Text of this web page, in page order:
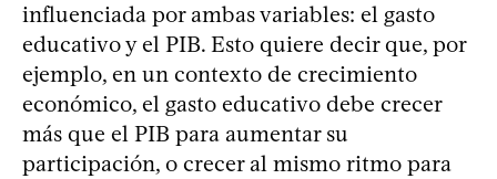
influenciada por ambas variables: el gasto
educativo y el PIB. Esto quiere decir que, por
ejemplo, en un contexto de crecimiento
económico, el gasto educativo debe crecer
más que el PIB para aumentar su
participación, o crecer al mismo ritmo para